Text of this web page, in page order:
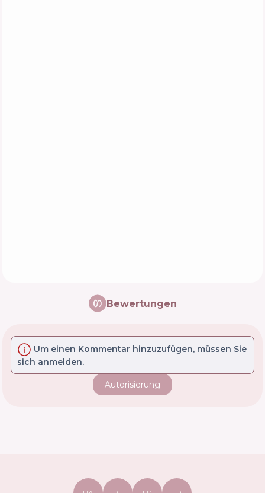
Bewertungen
Um einen Kommentar hinzuzufügen, müssen Sie
sich anmelden.
Autorisierung